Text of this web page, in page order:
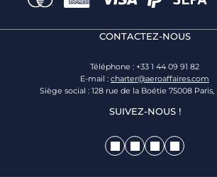
CONTACTEZ-NOUS
Téléphone : +33 1 44 09 91 82
E-mail : charter@aeroaffaires.com
Siège social : 128 rue de la Boétie 75008 Paris,
SUIVEZ-NOUS !